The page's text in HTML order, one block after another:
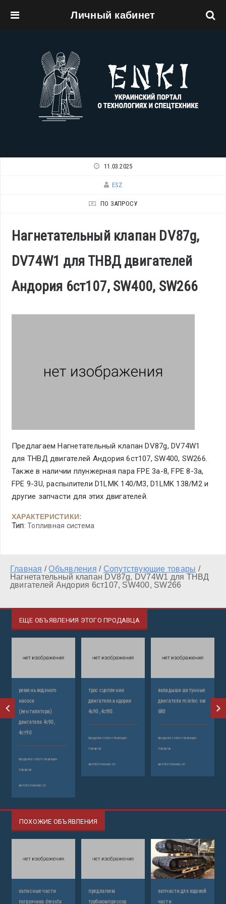
Личный кабинет
11.03.2025
ESZ
ПО ЗАПРОСУ
Нагнетательный клапан DV87g,
DV74W1 для ТНВД двигателей
Андория 6ст107, SW400, SW266
Предлагаем Нагнетательный клапан DV87g, DV74W1
для ТНВД двигателей Андория 6ст107, SW400, SW266.
Также в наличии плунжерная пара FPE 3a-8, FPE 8-3a,
FPE 9-3U, распылители D1LMK 140/M3, D1LMK 138/M2 и
другие запчасти для этих двигателей.
ХАРАКТЕРИСТИКИ:
Тип: Топливная система
Главная /Объявления / Сопутствующие товары /
Нагнетательный клапан DV87g, DV74W1 для ТНВД
двигателей Андория 6ст107, SW400, SW266
ЕЩЕ ОБЪЯВЛЕНИЯ ЭТОГО ПРОДАВЦА
ремень водяного
насоса
(вентилятора)
двигателя 4с90,
4ст90
продажа сопутствующих
товаров
автобетононасос
трос сцепления
двигателя андория
4с90, 4ct90.
продажа сопутствующих
товаров
автобетононасос
вкладыши шатунные
двигателя mielec sw
680
продажа сопутствующих
товаров
автобетононасос
ПОХОЖИЕ ОБЪЯВЛЕНИЯ
запасные части
погрузчика dressta
предлагаем
турбокомпрессор
запчасти для ходовой
части